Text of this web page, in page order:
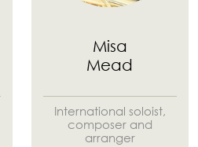
Misa
Mead
International soloist,
composer and
arranger